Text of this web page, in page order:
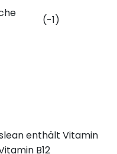
(-1)
enthält Vitamin
B12